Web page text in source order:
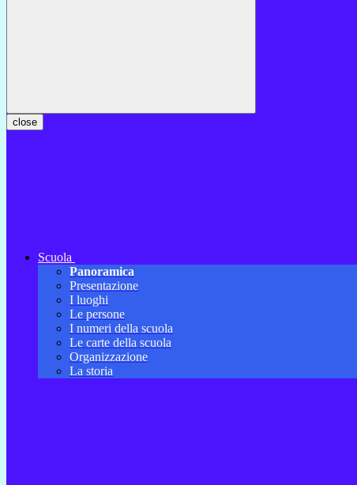
close
Scuola
Panoramica
Presentazione
I luoghi
Le persone
I numeri della scuola
Le carte della scuola
Organizzazione
La storia